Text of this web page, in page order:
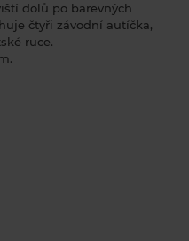
dolů po barevných
čtyři závodní autíčka,
ruce.